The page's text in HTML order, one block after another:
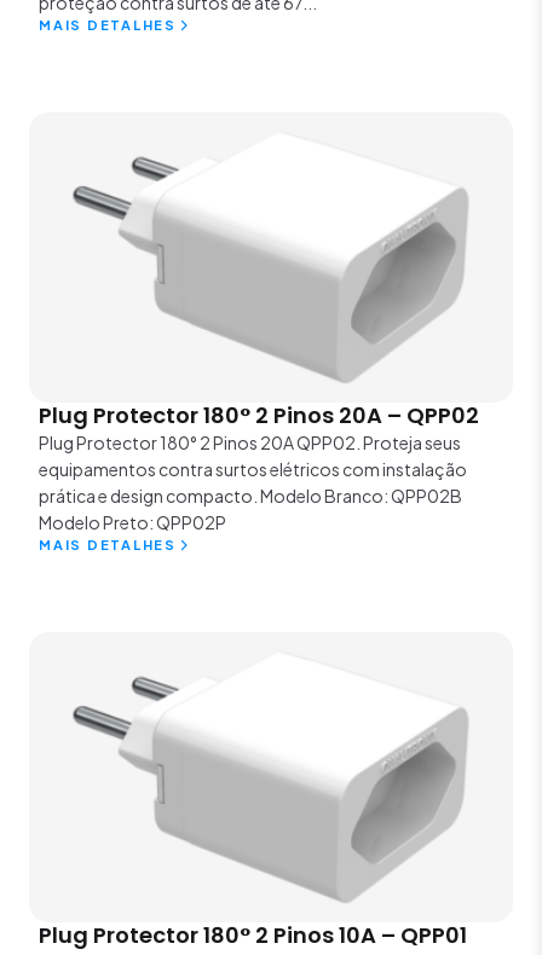
MAIS DETALHES
Plug Protector 180° 2 Pinos 20A – QPP02
Plug Protector 180° 2 Pinos 20A QPP02. Proteja seus
equipamentos contra surtos elétricos com instalação
prática e design compacto. Modelo Branco: QPP02B
Modelo Preto: QPP02P
MAIS DETALHES
Plug Protector 180° 2 Pinos 10A – QPP01